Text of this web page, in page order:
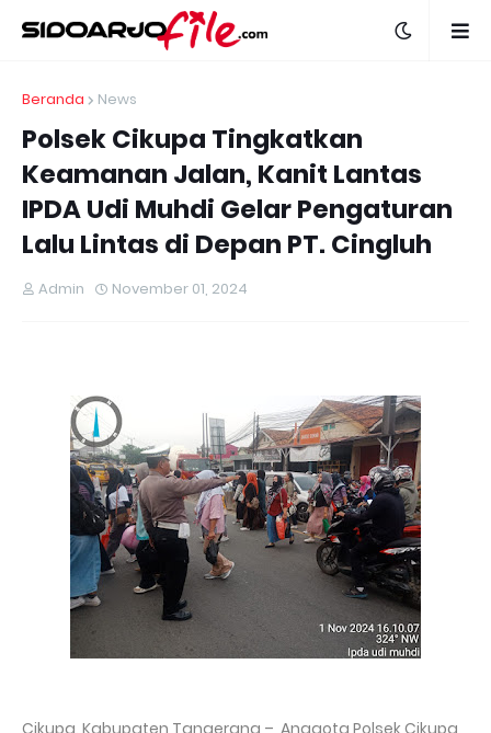
Beranda News
Polsek Cikupa Tingkatkan
Keamanan Jalan, Kanit Lantas
IPDA Udi Muhdi Gelar Pengaturan
Lalu Lintas di Depan PT. Cingluh
Admin November 01, 2024
Cikupa, Kabupaten Tangerang – Anggota Polsek Cikupa